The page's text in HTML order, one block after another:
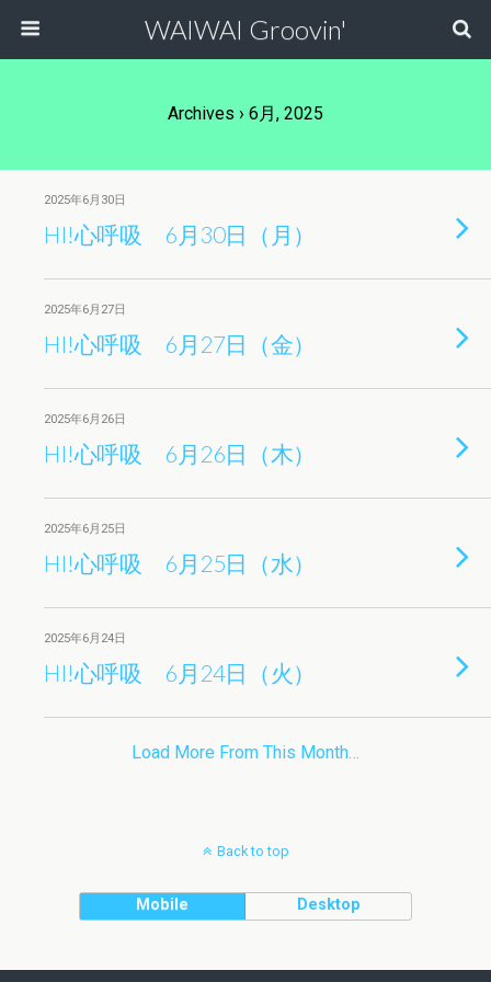
WAIWAI Groovin'
Archives › 6月, 2025
2025年6月30日
HI!心呼吸 6月30日（月）
2025年6月27日
HI!心呼吸 6月27日（金）
2025年6月26日
HI!心呼吸 6月26日（木）
2025年6月25日
HI!心呼吸 6月25日（水）
2025年6月24日
HI!心呼吸 6月24日（火）
Load More From This Month…
Back to top
Mobile Desktop